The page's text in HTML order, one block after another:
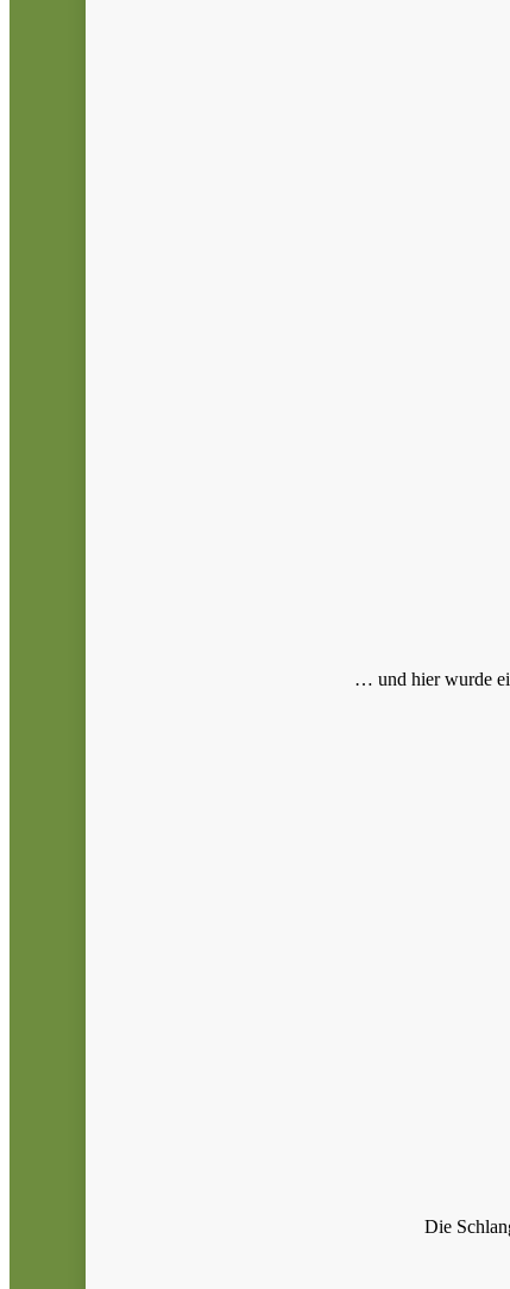
… und hier wurde
Die